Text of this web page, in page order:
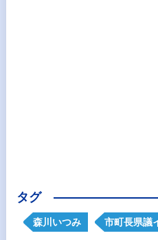
タグ
森川いつみ 市町長県議